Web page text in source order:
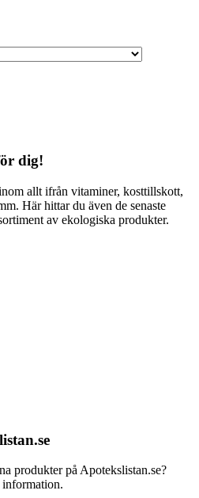
dig!
allt ifrån vitaminer, kosttillskott,
Här hittar du även de senaste
av ekologiska produkter.
produkter på Apotekslistan.se?